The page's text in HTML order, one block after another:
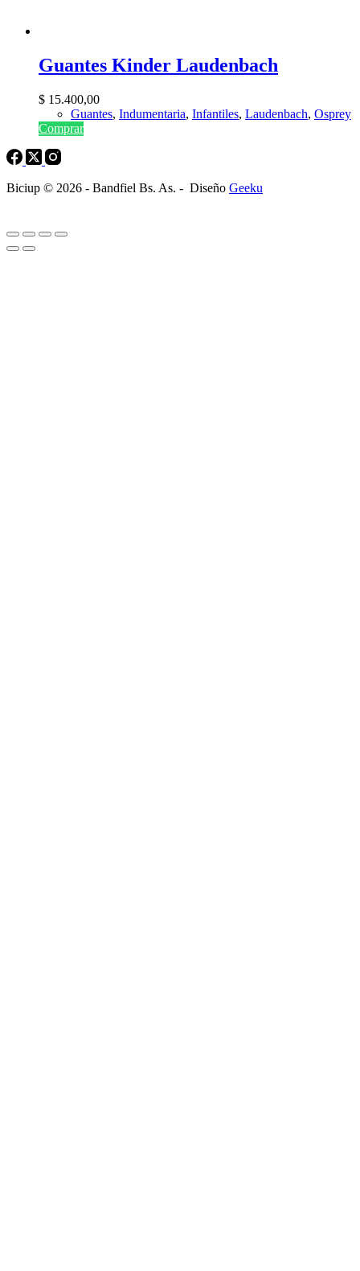
Guantes Kinder Laudenbach
$ 15.400,00
Guantes, Indumentaria, Infantiles, Laudenbach, Osprey
Comprar
Biciup © 2026 - Bandfiel Bs. As. - Diseño Geeku